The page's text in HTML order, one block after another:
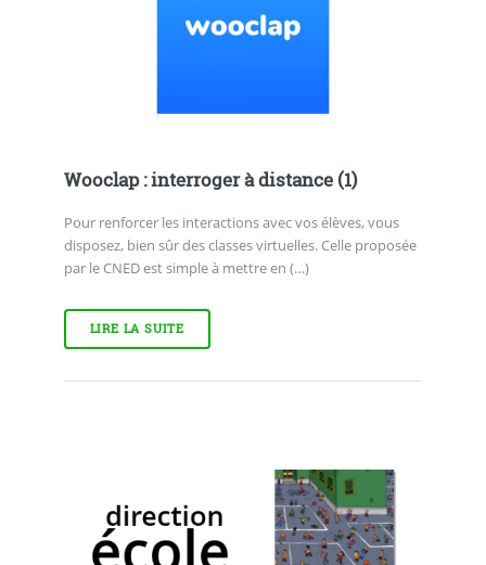
Wooclap : interroger à distance (1)
Pour renforcer les interactions avec vos élèves, vous
disposez, bien sûr des classes virtuelles. Celle proposée
par le CNED est simple à mettre en (…)
LIRE LA SUITE